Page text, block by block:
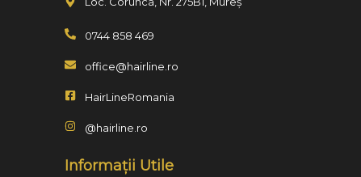
0744 858 469
office@hairline.ro
HairLineRomania
@hairline.ro
Informații Utile